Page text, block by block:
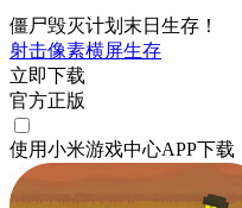
僵尸毁灭计划末日生存！
射击像素横屏生存
立即下载
官方正版
使用小米游戏中心APP下载